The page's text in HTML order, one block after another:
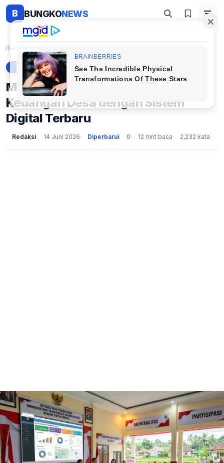
B BUNGKONEWS
Beranda
BERITA
Meningkatkan Transparansi
Keuangan Desa dengan Sistem
Digital Terbaru
Redaksi 14 Juni 2026 Diperbarui 0 12 mnt baca 2,232 kata